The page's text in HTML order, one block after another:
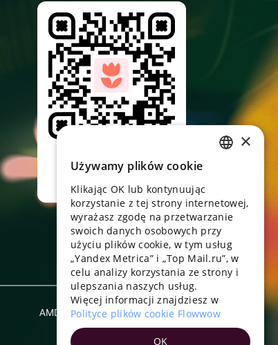
pobierz aplikację
AMD Polski
UKRAINIAN
PORTUGUESE
SPANISH
×
Używamy plików cookie
Klikając OK lub kontynuując
korzystanie z tej strony internetowej,
wyrażasz zgodę na przetwarzanie
swoich danych osobowych przy
użyciu plików cookie, w tym usług
„Yandex Metrica” i „Top Mail.ru”, w
celu analizy korzystania ze strony i
ulepszania naszych usług.
Więcej informacji znajdziesz w
Polityce plików cookie Flowwow
OK